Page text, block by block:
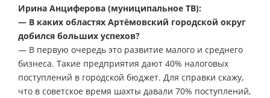
Ирина Анциферова (муниципальное ТВ):
— В каких областях Артёмовский городской округ
добился больших успехов?
— В первую очередь это развитие малого и среднего
бизнеса. Такие предприятия дают 40% налоговых
поступлений в городской бюджет. Для справки скажу,
что в советское время шахты давали 70% поступлений,